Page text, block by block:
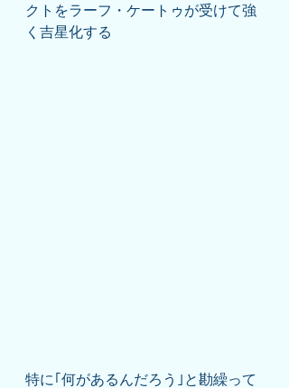
クトをラーフ・ケートゥが受けて強
く吉星化する
特に｢何があるんだろう｣と勘繰って